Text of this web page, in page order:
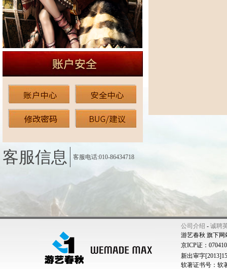
客服信息 客服电话:010-86434718
公司介绍 - 诚聘
游艺春秋 旗下
京ICP证：
新出审字
软著证书号：软